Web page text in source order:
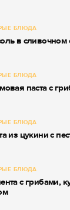
БЛЮДА
в сливочном
БЛЮДА
паста с
БЛЮДА
из цукини с
БЛЮДА
с грибами,